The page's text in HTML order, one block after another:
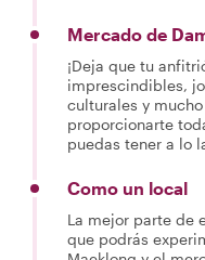
Mercado de
¡Deja que tu
imprescindibles,
culturales y
proporcionarte
puedas tener a lo
Como un local
La mejor parte de
que podrás